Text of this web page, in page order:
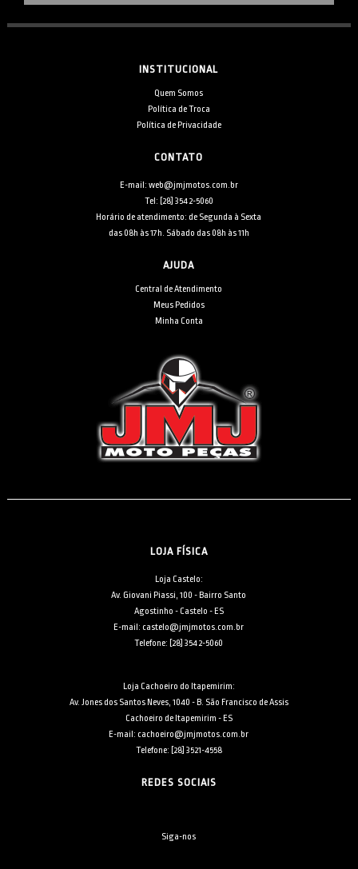
INSTITUCIONAL
Quem Somos
Política de Troca
Política de Privacidade
CONTATO
E-mail: web@jmjmotos.com.br
Tel: [28] 3542-5060
Horário de atendimento: de Segunda à Sexta
das 08h às 17h. Sábado das 08h às 11h
AJUDA
Central de Atendimento
Meus Pedidos
Minha Conta
LOJA FÍSICA
Loja Castelo:
Av. Giovani Piassi, 100 - Bairro Santo
Agostinho - Castelo - ES
E-mail: castelo@jmjmotos.com.br
Telefone: [28] 3542-5060
Loja Cachoeiro do Itapemirim:
Av. Jones dos Santos Neves, 1040 - B. São Francisco de Assis
Cachoeiro de Itapemirim - ES
E-mail: cachoeiro@jmjmotos.com.br
Telefone: [28] 3521-4558
REDES SOCIAIS
Siga-nos